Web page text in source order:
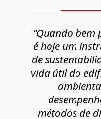
“Quando bem
é hoje um
de
vida útil do
métodos de